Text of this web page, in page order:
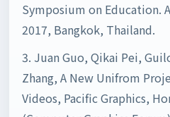
Symposium on Education.
2017, Bangkok, Thailand.
3. Juan Guo, Qikai Pei,
Zhang, A New Unifrom
Videos, Pacific Graphics,